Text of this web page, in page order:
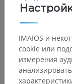
сосочки.
Блуждающий
надгортанника
IMAIOS и
cookie или
измерения